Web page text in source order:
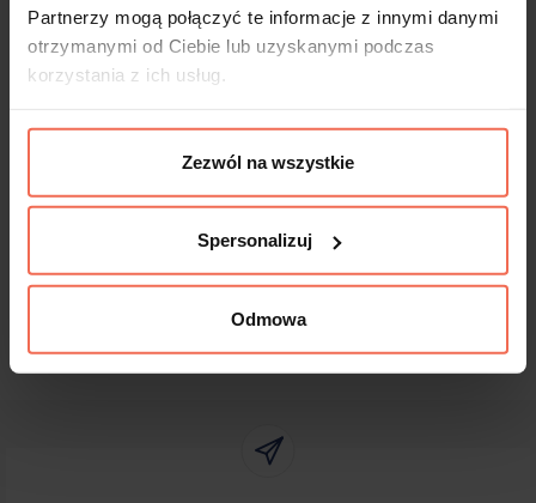
Partnerzy mogą połączyć te informacje z innymi danymi
otrzymanymi od Ciebie lub uzyskanymi podczas
korzystania z ich usług.
Zezwól na wszystkie
Spersonalizuj
Odmowa